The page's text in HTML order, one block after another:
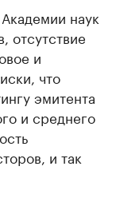
наук
отсутствие
и
что
эмитента
и среднего
и так